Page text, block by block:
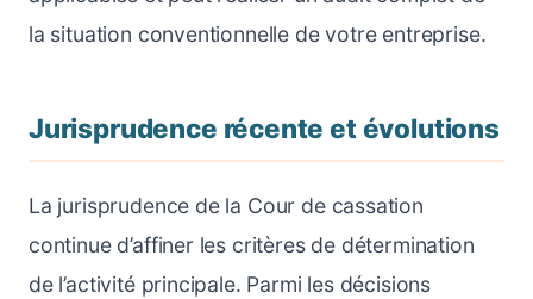
la situation conventionnelle de votre entreprise.
Jurisprudence récente et évolutions
La jurisprudence de la Cour de cassation
continue d’affiner les critères de détermination
de l’activité principale. Parmi les décisions